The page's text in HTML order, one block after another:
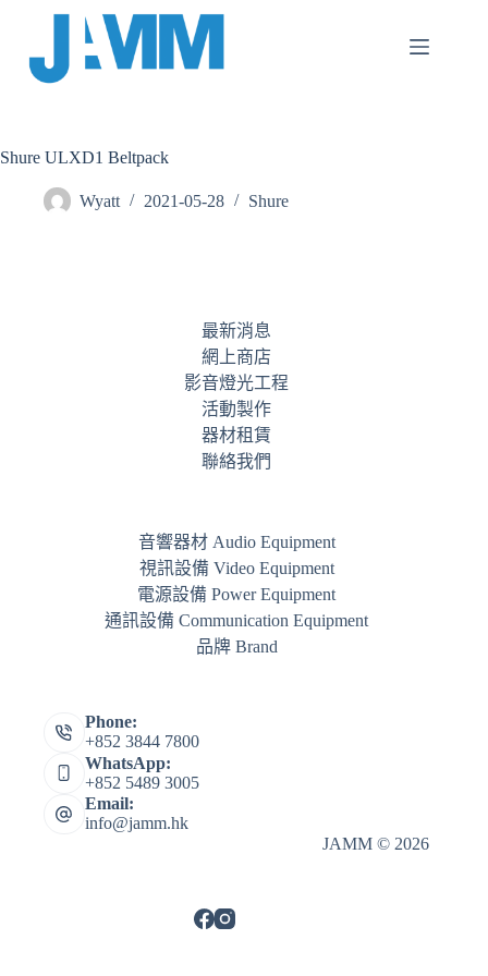
Shure ULXD1 Beltpack
Wyatt 2021-05-28 Shure
最新消息
網上商店
影音燈光工程
活動製作
器材租賃
聯絡我們
音響器材 Audio Equipment
視訊設備 Video Equipment
電源設備 Power Equipment
通訊設備 Communication Equipment
品牌 Brand
Phone:
+852 3844 7800
WhatsApp:
+852 5489 3005
Email:
info@jamm.hk
JAMM © 2026